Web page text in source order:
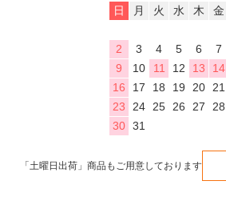
日 月 火 水 木 金
2
3 4 5 6 7
9
10 11 12 13 14
16
17 18 19 20 21
23
24 25 26 27 28
30 31
「土曜日出荷」商品もご用意しております